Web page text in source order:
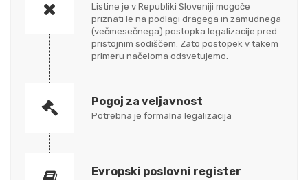
Listine je v Republiki Sloveniji mogoče
priznati le na podlagi dragega in zamudnega
(večmesečnega) postopka legalizacije pred
pristojnim sodiščem. Zato postopek v takem
primeru načeloma odsvetujemo.
Pogoj za veljavnost
Potrebna je formalna legalizacija
Evropski poslovni register